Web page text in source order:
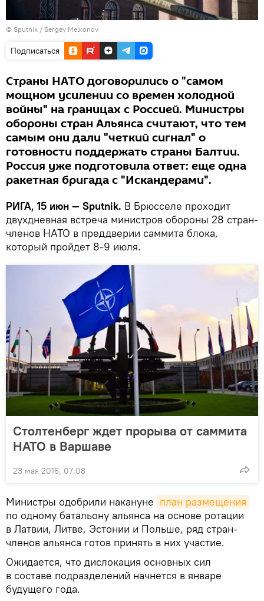
© Sputnik / Sergey Melkonov
Подписаться
Страны НАТО договорились о "самом
мощном усилении со времен холодной
войны" на границах с Россией. Министры
обороны стран Альянса считают, что тем
самым они дали "четкий сигнал" о
готовности поддержать страны Балтии.
Россия уже подготовила ответ: еще одна
ракетная бригада с "Искандерами".
РИГА, 15 июн — Sputnik. В Брюсселе проходит
двухдневная встреча министров обороны 28 стран-
членов НАТО в преддверии саммита блока,
который пройдет 8-9 июля.
Столтенберг ждет прорыва от саммита
НАТО в Варшаве
23 мая 2016, 07:08
Министры одобрили накануне план размещения
по одному батальону альянса на основе ротации
в Латвии, Литве, Эстонии и Польше, ряд стран-
членов альянса готов принять в них участие.
Ожидается, что дислокация основных сил
в составе подразделений начнется в январе
будущего года.